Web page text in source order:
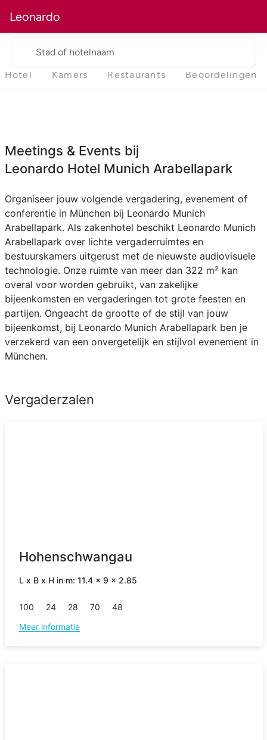
Leonardo
Stad of hotelnaam
Hotel Kamers Restaurants Beoordelingen
Meetings & Events bij
Leonardo Hotel Munich Arabellapark
Organiseer jouw volgende vergadering, evenement of
conferentie in München bij Leonardo Munich
Arabellapark. Als zakenhotel beschikt Leonardo Munich
Arabellapark over lichte vergaderruimtes en
bestuurskamers uitgerust met de nieuwste audiovisuele
technologie. Onze ruimte van meer dan 322 m² kan
overal voor worden gebruikt, van zakelijke
bijeenkomsten en vergaderingen tot grote feesten en
partijen. Ongeacht de grootte of de stijl van jouw
bijeenkomst, bij Leonardo Munich Arabellapark ben je
verzekerd van een onvergetelijk en stijlvol evenement in
München.
Vergaderzalen
Hohenschwangau
L x B x H in m: 11.4 x 9 x 2.85
100 24 28 70
48
Meer informatie